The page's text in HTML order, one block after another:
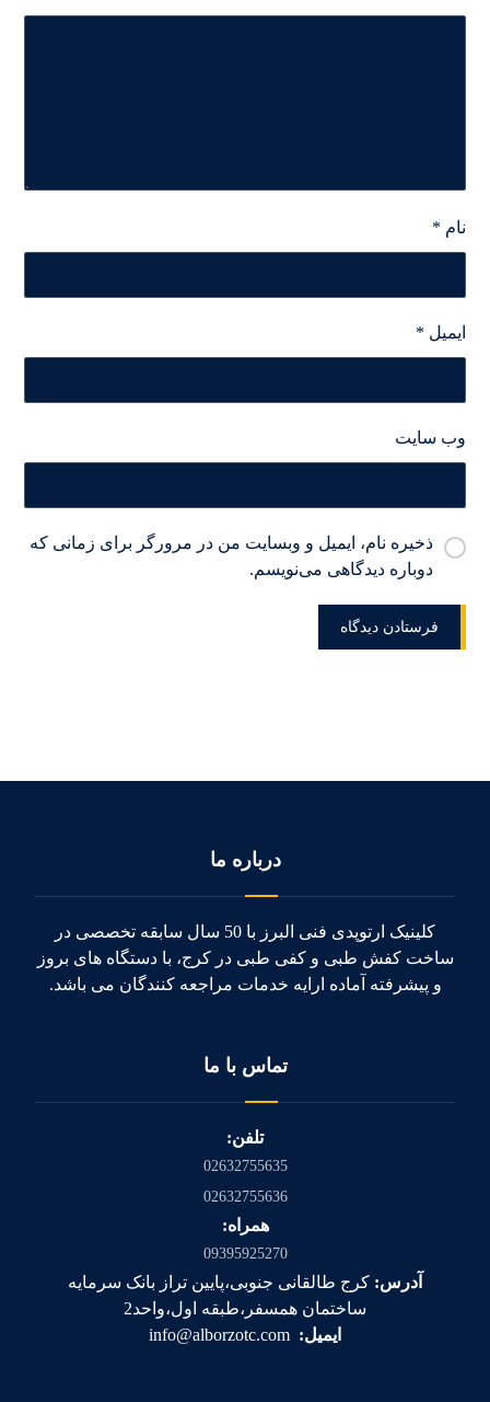
نام *
ایمیل *
وب‌ سایت
ذخیره نام، ایمیل و وبسایت من در مرورگر برای زمانی که
دوباره دیدگاهی می‌نویسم.
درباره ما
کلینیک ارتوپدی فنی البرز با 50 سال سابقه تخصصی در
ساخت کفش طبی و کفی طبی در کرج، با دستگاه های بروز
و پیشرفته آماده ارایه خدمات مراجعه کنندگان می باشد.
تماس با ما
تلفن:
02632755635
02632755636
همراه:
09395925270
آدرس: کرج طالقانی جنوبی،پایین تراز بانک سرمایه
ساختمان همسفر،طبقه اول،واحد2
ایمیل: